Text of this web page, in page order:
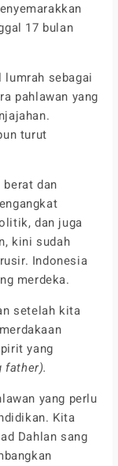
17 bulan
lumrah sebagai
pahlawan yang
turut
berat dan
dan juga
kini sudah
Indonesia
merdeka.
setelah kita
yang
father).
yang perlu
Kita
Dahlan sang